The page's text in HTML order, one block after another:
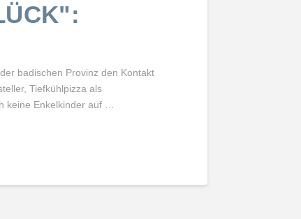
badischen Provinz den Kontakt
Tiefkühlpizza als
keine Enkelkinder auf …